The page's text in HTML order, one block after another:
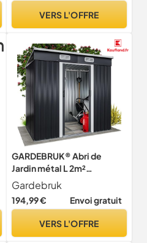
279x238x203cm
VERS L'OFFRE
GARDEBRUK® Abri de
Jardin métal L 2m²
Fondation 200x125x185cm
Porte coulissante
Anthracite cabane de Jardin
3,4m³
Gardebruk
194,99 € Envoi gratuit
VERS L'OFFRE